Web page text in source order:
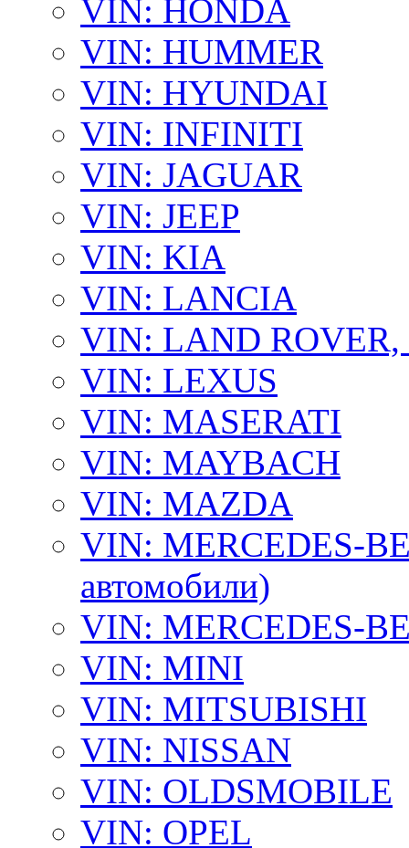
VIN: HONDA
VIN: HUMMER
VIN: HYUNDAI
VIN: INFINITI
VIN: JAGUAR
VIN: JEEP
VIN: KIA
VIN: LANCIA
VIN: LAND ROVER,
VIN: LEXUS
VIN: MASERATI
VIN: MAYBACH
VIN: MAZDA
VIN: MERCEDES-
автомобили)
VIN: MERCEDES-
VIN: MINI
VIN: MITSUBISHI
VIN: NISSAN
VIN: OLDSMOBILE
VIN: OPEL